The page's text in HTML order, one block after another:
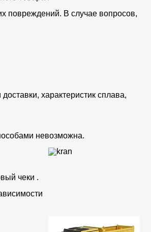
повреждений. В случае вопросов,
характеристик сплава,
невозможна.
чеки .